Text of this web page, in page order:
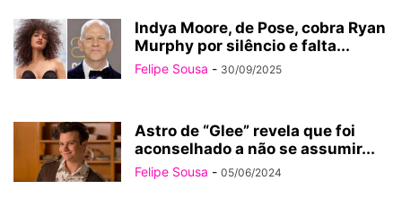
Indya Moore, de Pose, cobra Ryan
Murphy por silêncio e falta...
Felipe Sousa - 30/09/2025
Astro de “Glee” revela que foi
aconselhado a não se assumir...
Felipe Sousa - 05/06/2024